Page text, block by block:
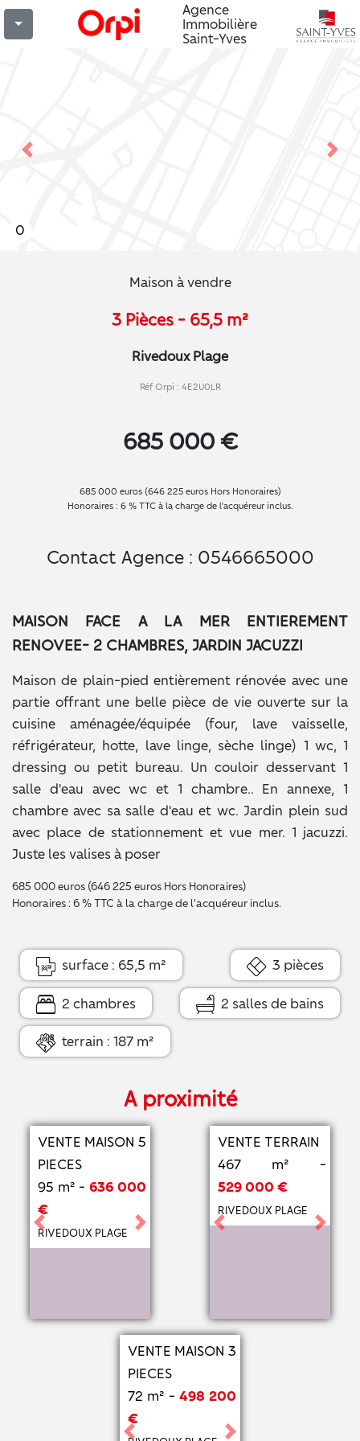
Agence
Immobilière
Saint-Yves
Previous
0
Maison à vendre
3 Pièces - 65,5 m²
Rivedoux Plage
Réf Orpi : 4E2U0LR
685 000 €
685 000 euros (646 225 euros Hors Honoraires)
Honoraires : 6 % TTC à la charge de l'acquéreur inclus.
Contact Agence : 0546665000
MAISON FACE A LA MER ENTIEREMENT
RENOVEE- 2 CHAMBRES, JARDIN JACUZZI
Maison de plain-pied entièrement rénovée avec une
partie offrant une belle pièce de vie ouverte sur la
cuisine aménagée/équipée (four, lave vaisselle,
réfrigérateur, hotte, lave linge, sèche linge) 1 wc, 1
dressing ou petit bureau. Un couloir desservant 1
salle d'eau avec wc et 1 chambre.. En annexe, 1
chambre avec sa salle d'eau et wc. Jardin plein sud
avec place de stationnement et vue mer. 1 jacuzzi.
Juste les valises à poser
685 000 euros (646 225 euros Hors Honoraires)
Honoraires : 6 % TTC à la charge de l'acquéreur inclus.
surface : 65,5 m² 3 pièces
2 chambres 2 salles de bains
terrain : 187 m²
A proximité
VENTE MAISON 5
PIECES
95 m² -636 000
€
RIVEDOUX PLAGE
Previous Next
VENTE TERRAIN
467 m² -
529 000 €
RIVEDOUX PLAGE
Previous Next
VENTE MAISON 3
PIECES
72 m² - 498 200
€